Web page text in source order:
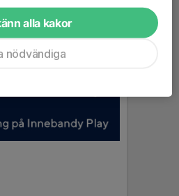
alla kakor
nödvändiga